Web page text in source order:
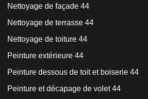
Nettoyage de façade 44
Nettoyage de terrasse 44
Nettoyage de toiture 44
Peinture extérieure 44
Peinture dessous de toit et boiserie 44
Peinture et décapage de volet 44